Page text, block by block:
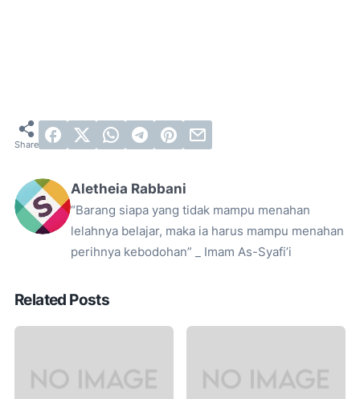
Aletheia Rabbani
“Barang siapa yang tidak mampu menahan
lelahnya belajar, maka ia harus mampu menahan
perihnya kebodohan” _ Imam As-Syafi’i
Related Posts